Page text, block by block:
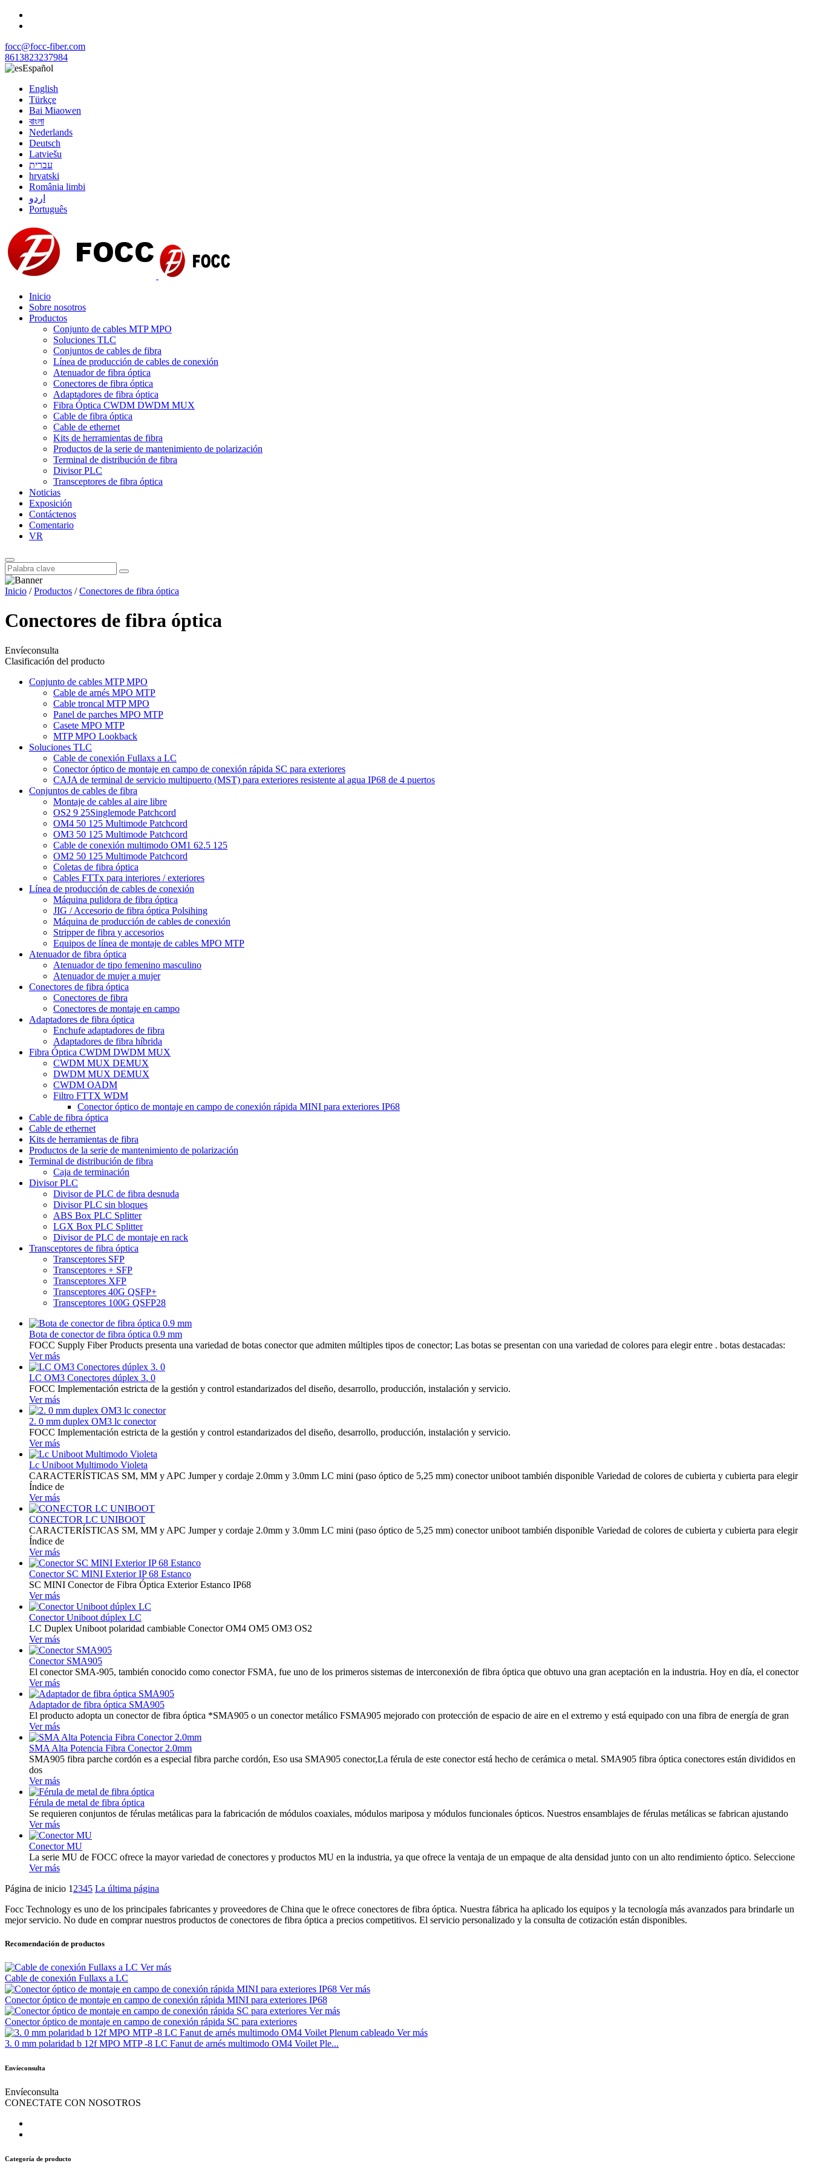
focc@focc-fiber.com
8613823237984
Español
English
Türkçe
Bai Miaowen
বাংলা
Nederlands
Deutsch
Latviešu
עברית
hrvatski
România limbi
اردو
Português
Inicio
Sobre nosotros
Productos
Conjunto de cables MTP MPO
Soluciones TLC
Conjuntos de cables de fibra
Línea de producción de cables de conexión
Atenuador de fibra óptica
Conectores de fibra óptica
Adaptadores de fibra óptica
Fibra Óptica CWDM DWDM MUX
Cable de fibra óptica
Cable de ethernet
Kits de herramientas de fibra
Productos de la serie de mantenimiento de polarización
Terminal de distribución de fibra
Divisor PLC
Transceptores de fibra óptica
Noticias
Exposición
Contáctenos
Comentario
VR
Inicio /Productos /Conectores de fibra óptica
Conectores de fibra óptica
Envíeconsulta
Clasificación del producto
Conjunto de cables MTP MPO
Cable de arnés MPO MTP
Cable troncal MTP MPO
Panel de parches MPO MTP
Casete MPO MTP
MTP MPO Lookback
Soluciones TLC
Cable de conexión Fullaxs a LC
Conector óptico de montaje en campo de conexión rápida SC para exteriores
CAJA de terminal de servicio multipuerto (MST) para exteriores resistente al agua IP68 de 4 puertos
Conjuntos de cables de fibra
Montaje de cables al aire libre
OS2 9 25Singlemode Patchcord
OM4 50 125 Multimode Patchcord
OM3 50 125 Multimode Patchcord
Cable de conexión multimodo OM1 62.5 125
OM2 50 125 Multimode Patchcord
Coletas de fibra óptica
Cables FTTx para interiores / exteriores
Línea de producción de cables de conexión
Máquina pulidora de fibra óptica
JIG / Accesorio de fibra óptica Polsihing
Máquina de producción de cables de conexión
Stripper de fibra y accesorios
Equipos de línea de montaje de cables MPO MTP
Atenuador de fibra óptica
Atenuador de tipo femenino masculino
Atenuador de mujer a mujer
Conectores de fibra óptica
Conectores de fibra
Conectores de montaje en campo
Adaptadores de fibra óptica
Enchufe adaptadores de fibra
Adaptadores de fibra híbrida
Fibra Óptica CWDM DWDM MUX
CWDM MUX DEMUX
DWDM MUX DEMUX
CWDM OADM
Filtro FTTX WDM
Conector óptico de montaje en campo de conexión rápida MINI para exteriores IP68
Cable de fibra óptica
Cable de ethernet
Kits de herramientas de fibra
Productos de la serie de mantenimiento de polarización
Terminal de distribución de fibra
Caja de terminación
Divisor PLC
Divisor de PLC de fibra desnuda
Divisor PLC sin bloques
ABS Box PLC Splitter
LGX Box PLC Splitter
Divisor de PLC de montaje en rack
Transceptores de fibra óptica
Transceptores SFP
Transceptores + SFP
Transceptores XFP
Transceptores 40G QSFP+
Transceptores 100G QSFP28
Bota de conector de fibra óptica 0.9 mm
FOCC Supply Fiber Products presenta una variedad de botas conector que admiten múltiples tipos de conector; Las botas se presentan con una variedad de colores para elegir entre . botas destacadas:
Ver más
LC OM3 Conectores dúplex 3. 0
FOCC Implementación estricta de la gestión y control estandarizados del diseño, desarrollo, producción, instalación y servicio.
Ver más
2. 0 mm duplex OM3 lc conector
FOCC Implementación estricta de la gestión y control estandarizados del diseño, desarrollo, producción, instalación y servicio.
Ver más
Lc Uniboot Multimodo Violeta
CARACTERÍSTICAS SM, MM y APC Jumper y cordaje 2.0mm y 3.0mm LC mini (paso óptico de 5,25 mm) conector uniboot también disponible Variedad de colores de cubierta y cubierta para elegir
Índice de
Ver más
CONECTOR LC UNIBOOT
CARACTERÍSTICAS SM, MM y APC Jumper y cordaje 2.0mm y 3.0mm LC mini (paso óptico de 5,25 mm) conector uniboot también disponible Variedad de colores de cubierta y cubierta para elegir
Índice de
Ver más
Conector SC MINI Exterior IP 68 Estanco
SC MINI Conector de Fibra Óptica Exterior Estanco IP68
Ver más
Conector Uniboot dúplex LC
LC Duplex Uniboot polaridad cambiable Conector OM4 OM5 OM3 OS2
Ver más
Conector SMA905
El conector SMA-905, también conocido como conector FSMA, fue uno de los primeros sistemas de interconexión de fibra óptica que obtuvo una gran aceptación en la industria. Hoy en día, el conector
Ver más
Adaptador de fibra óptica SMA905
El producto adopta un conector de fibra óptica *SMA905 o un conector metálico FSMA905 mejorado con protección de espacio de aire en el extremo y está equipado con una fibra de energía de gran
Ver más
SMA Alta Potencia Fibra Conector 2.0mm
SMA905 fibra parche cordón es a especial fibra parche cordón, Eso usa SMA905 conector,La férula de este conector está hecho de cerámica o metal. SMA905 fibra óptica conectores están divididos en
dos
Ver más
Férula de metal de fibra óptica
Se requieren conjuntos de férulas metálicas para la fabricación de módulos coaxiales, módulos mariposa y módulos funcionales ópticos. Nuestros ensamblajes de férulas metálicas se fabrican ajustando
Ver más
Conector MU
La serie MU de FOCC ofrece la mayor variedad de conectores y productos MU en la industria, ya que ofrece la ventaja de un empaque de alta densidad junto con un alto rendimiento óptico. Seleccione
Ver más
Página de inicio 1 2345 La última página
Focc Technology es uno de los principales fabricantes y proveedores de China que le ofrece conectores de fibra óptica. Nuestra fábrica ha aplicado los equipos y la tecnología más avanzados para brindarle un
mejor servicio. No dude en comprar nuestros productos de conectores de fibra óptica a precios competitivos. El servicio personalizado y la consulta de cotización están disponibles.
Recomendación de productos
Ver más
Cable de conexión Fullaxs a LC
Ver más
Conector óptico de montaje en campo de conexión rápida MINI para exteriores IP68
Ver más
Conector óptico de montaje en campo de conexión rápida SC para exteriores
Ver más
3. 0 mm polaridad b 12f MPO MTP -8 LC Fanut de arnés multimodo OM4 Voilet Ple...
Envíeconsulta
Envíeconsulta
CONECTATE CON NOSOTROS
Categoría de producto